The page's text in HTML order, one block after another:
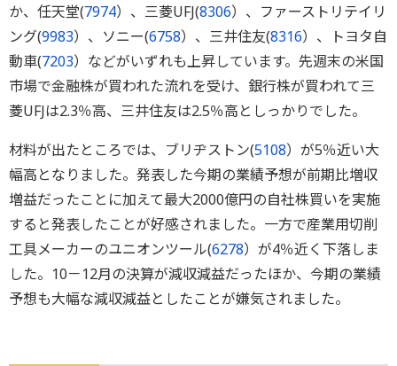
か、任天堂(7974）、三菱UFJ(8306）、ファーストリテイリ
ング(9983）、ソニー(6758）、三井住友(8316）、トヨタ自
動車(7203）などがいずれも上昇しています。先週末の米国
市場で金融株が買われた流れを受け、銀行株が買われて三
菱UFJは2.3％高、三井住友は2.5％高としっかりでした。
材料が出たところでは、ブリヂストン(5108）が5％近い大
幅高となりました。発表した今期の業績予想が前期比増収
増益だったことに加えて最大2000億円の自社株買いを実施
すると発表したことが好感されました。一方で産業用切削
工具メーカーのユニオンツール(6278）が4％近く下落しま
した。10－12月の決算が減収減益だったほか、今期の業績
予想も大幅な減収減益としたことが嫌気されました。